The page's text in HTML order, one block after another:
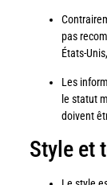
pas
États-
Les
le statut
doivent
Style et